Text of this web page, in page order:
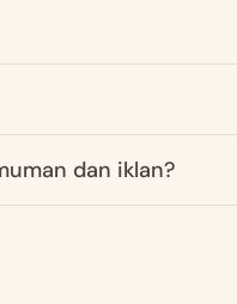
dan iklan?